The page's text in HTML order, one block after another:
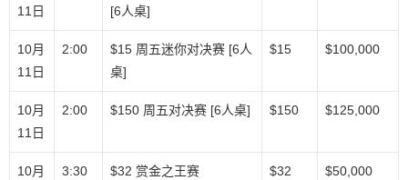
11日
[6人桌]
10月
11日
2:00
$15 周五迷你对决赛 [6人
桌]
$15 $100,000
10月
11日
2:00 $150 周五对决赛 [6人桌] $150 $125,000
10月
3:30 $32 赏金之王赛 $32 $50,000